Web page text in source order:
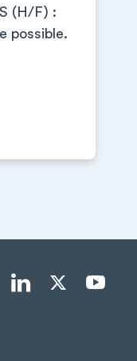
(H/F) :
possible.
sociaux